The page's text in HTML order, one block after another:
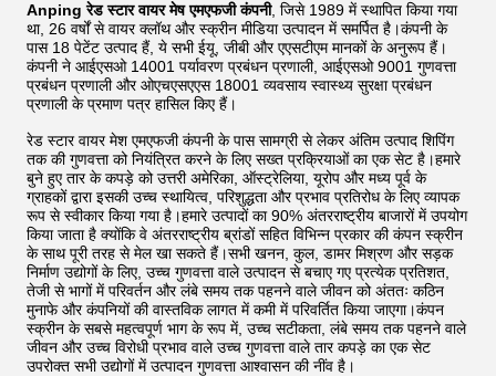
Anping रेड स्टार वायर मेष एमएफजी कंपनी, जिसे 1989 में स्थापित किया गया
था, 26 वर्षों से वायर क्लॉथ और स्क्रीन मीडिया उत्पादन में समर्पित है।कंपनी के
पास 18 पेटेंट उत्पाद हैं, ये सभी ईयू, जीबी और एएसटीएम मानकों के अनुरूप हैं।
कंपनी ने आईएसओ 14001 पर्यावरण प्रबंधन प्रणाली, आईएसओ 9001 गुणवत्ता
प्रबंधन प्रणाली और ओएचएसएएस 18001 व्यवसाय स्वास्थ्य सुरक्षा प्रबंधन
प्रणाली के प्रमाण पत्र हासिल किए हैं।
रेड स्टार वायर मेश एमएफजी कंपनी के पास सामग्री से लेकर अंतिम उत्पाद शिपिंग
तक की गुणवत्ता को नियंत्रित करने के लिए सख्त प्रक्रियाओं का एक सेट है।हमारे
बुने हुए तार के कपड़े को उत्तरी अमेरिका, ऑस्ट्रेलिया, यूरोप और मध्य पूर्व के
ग्राहकों द्वारा इसकी उच्च स्थायित्व, परिशुद्धता और प्रभाव प्रतिरोध के लिए व्यापक
रूप से स्वीकार किया गया है।हमारे उत्पादों का 90% अंतरराष्ट्रीय बाजारों में उपयोग
किया जाता है क्योंकि वे अंतरराष्ट्रीय ब्रांडों सहित विभिन्न प्रकार की कंपन स्क्रीन
के साथ पूरी तरह से मेल खा सकते हैं।सभी खनन, कुल, डामर मिश्रण और सड़क
निर्माण उद्योगों के लिए, उच्च गुणवत्ता वाले उत्पादन से बचाए गए प्रत्येक प्रतिशत,
तेजी से भागों में परिवर्तन और लंबे समय तक पहनने वाले जीवन को अंततः कठिन
मुनाफे और कंपनियों की वास्तविक लागत में कमी में परिवर्तित किया जाएगा।कंपन
स्क्रीन के सबसे महत्वपूर्ण भाग के रूप में, उच्च सटीकता, लंबे समय तक पहनने वाले
जीवन और उच्च विरोधी प्रभाव वाले उच्च गुणवत्ता वाले तार कपड़े का एक सेट
उपरोक्त सभी उद्योगों में उत्पादन गुणवत्ता आश्वासन की नींव है।